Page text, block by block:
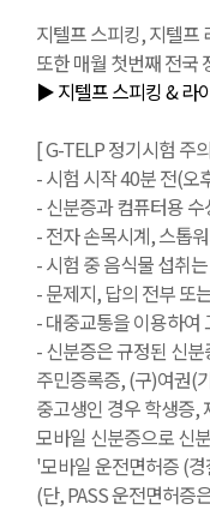
지텔프 스피킹, 지텔프
또한 매월 첫번째 전국
▶ 지텔프 스피킹 & 라
[ G-TELP 정기시험 주
- 시험 시작 40분 전(오
- 신분증과 컴퓨터용
- 전자 손목시계, 스톱
- 시험 중 음식물 섭취
- 문제지, 답의 전부 또
- 대중교통을 이용하여
- 신분증은 규정된 신
주민증록증, (구)여권(
중고생인 경우 학생증,
모바일 신분증으로 신
'모바일 운전면허증 (
(단, PASS 운전면허증